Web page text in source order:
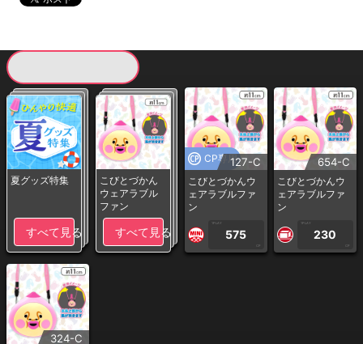
夏グッズ特集
すべて見る
こびとづかん
ウェアラブル
ファン
すべて見る
CP専用127-C
こびとづかんウ
ェアラブルファ
ン
1PLAY
575
CP
654-C
こびとづかんウ
ェアラブルファ
ン
1PLAY
230
CP
324-C